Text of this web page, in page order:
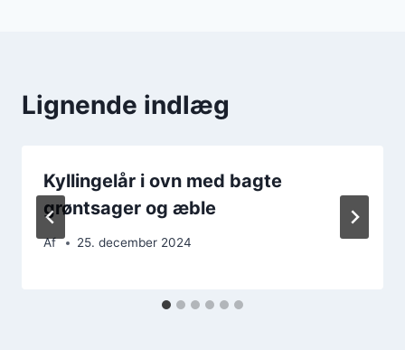
Lignende indlæg
Kyllingelår i ovn med bagte
grøntsager og æble
Af 25. december 2024